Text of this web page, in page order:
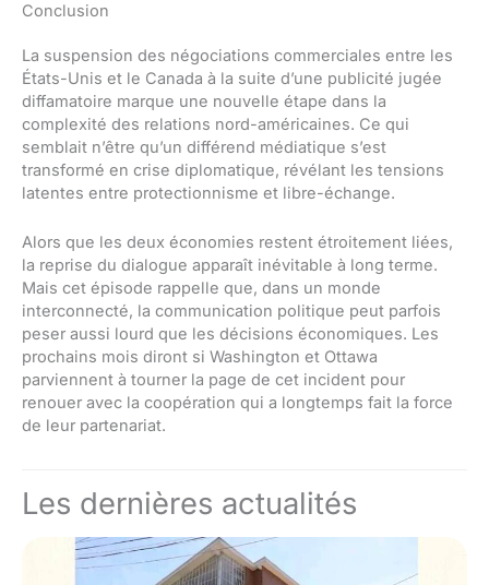
Conclusion
La suspension des négociations commerciales entre les
États-Unis et le Canada à la suite d’une publicité jugée
diffamatoire marque une nouvelle étape dans la
complexité des relations nord-américaines. Ce qui
semblait n’être qu’un différend médiatique s’est
transformé en crise diplomatique, révélant les tensions
latentes entre protectionnisme et libre-échange.
Alors que les deux économies restent étroitement liées,
la reprise du dialogue apparaît inévitable à long terme.
Mais cet épisode rappelle que, dans un monde
interconnecté, la communication politique peut parfois
peser aussi lourd que les décisions économiques. Les
prochains mois diront si Washington et Ottawa
parviennent à tourner la page de cet incident pour
renouer avec la coopération qui a longtemps fait la force
de leur partenariat.
Les dernières actualités